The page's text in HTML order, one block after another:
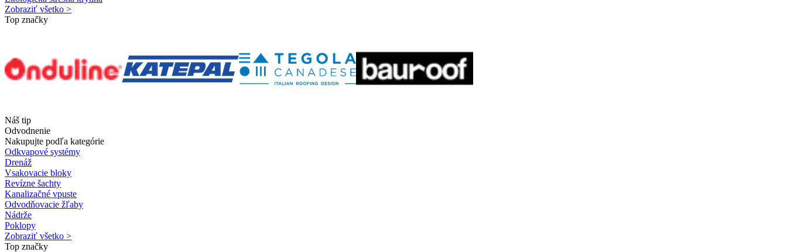
Zobraziť všetko >
Top značky
Náš tip
Odvodnenie
Nakupujte podľa kategórie
Odkvapové systémy
Drenáž
Vsakovacie bloky
Revízne šachty
Kanalizačné vpuste
Odvodňovacie žľaby
Nádrže
Poklopy
Zobraziť všetko >
Top značky